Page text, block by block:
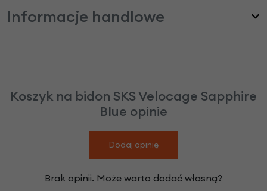
Informacje handlowe
Koszyk na bidon SKS Velocage Sapphire
Blue opinie
Dodaj opinię
Brak opinii. Może warto dodać własną?